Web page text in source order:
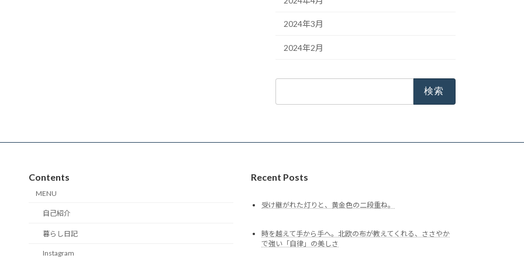
2024年3月
2024年2月
Contents
MENU
自己紹介
暮らし日記
Instagram
Recent Posts
受け継がれた灯りと、黄金色の二段重ね。
時を越えて手から手へ。北欧の布が教えてくれる、ささやか
で強い「自律」の美しさ